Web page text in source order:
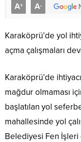
A+ A-
Karaköprü’de yol
açma çalışmaları
Karaköprü’de
mağdur olmaması
başlatılan yol
mahallesinde yol
Belediyesi Fen İşleri